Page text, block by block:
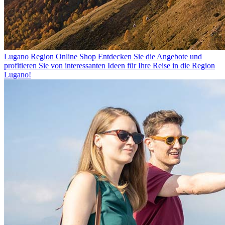
Lugano Region Online Shop Entdecken Sie die Angebote und
profitieren Sie von interessanten Ideen für Ihre Reise in die Region
Lugano!